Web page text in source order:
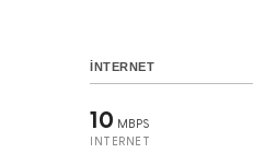
İNTERNET
10 MBPS
INTERNET